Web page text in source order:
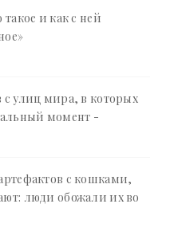
и как с ней
с улиц мира, в которых
момент -
с кошками,
люди обожали их во